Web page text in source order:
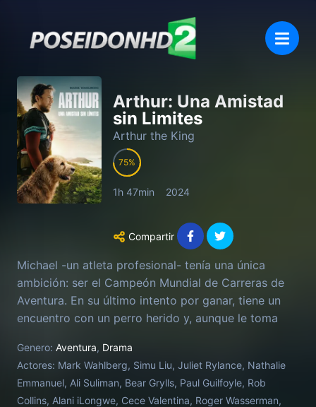
Arthur: Una Amistad
sin Limites
Arthur the King
75
1h 47min 2024
Compartir
Michael -un atleta profesional- tenía una única
ambición: ser el Campeón Mundial de Carreras de
Aventura. En su último intento por ganar, tiene un
encuentro con un perro herido y, aunque le toma
Pero, con el tiempo, Michael comienza a dudar.
¿Decidirá alcanzar su sueño o sacrificará todo por
salvar a su nuevo amigo?
Genero: Aventura, Drama
Actores: Mark Wahlberg, Simu Liu, Juliet Rylance, Nathalie
Emmanuel, Ali Suliman, Bear Grylls, Paul Guilfoyle, Rob
Collins, Alani iLongwe, Cece Valentina, Roger Wasserman,